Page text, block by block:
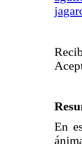
En